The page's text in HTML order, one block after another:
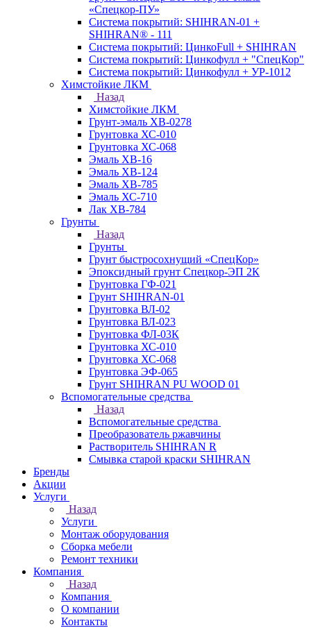
«Спецкор-ПУ»
Система покрытий: SHIHRAN-01 +
SHIHRAN® - 111
Система покрытий: ЦинкоFull + SHIHRAN
Система покрытий: Цинкофулл + "СпецКор"
Система покрытий: Цинкофулл + УР-1012
Химстойкие ЛКМ
Назад
Химстойкие ЛКМ
Грунт-эмаль ХВ-0278
Грунтовка ХС-010
Грунтовка ХС-068
Эмаль ХВ-16
Эмаль ХВ-124
Эмаль ХВ-785
Эмаль ХС-710
Лак ХВ-784
Грунты
Назад
Грунты
Грунт быстросохнущий «СпецКор»
Эпоксидный грунт Спецкор-ЭП 2К
Грунтовка ГФ-021
Грунт SHIHRAN-01
Грунтовка ВЛ-02
Грунтовка ВЛ-023
Грунтовка ФЛ-03К
Грунтовка ХС-010
Грунтовка ХС-068
Грунтовка ЭФ-065
Грунт SHIHRAN PU WOOD 01
Вспомогательные средства
Назад
Вспомогательные средства
Преобразователь ржавчины
Растворитель SHIHRAN R
Смывка старой краски SHIHRAN
Бренды
Акции
Услуги
Назад
Услуги
Монтаж оборудования
Сборка мебели
Ремонт техники
Компания
Назад
Компания
О компании
Контакты